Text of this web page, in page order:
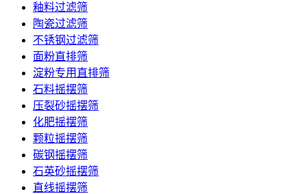
釉料过滤筛
陶瓷过滤筛
不锈钢过滤筛
面粉直排筛
淀粉专用直排筛
石料摇摆筛
压裂砂摇摆筛
化肥摇摆筛
颗粒摇摆筛
碳钢摇摆筛
石英砂摇摆筛
直线摇摆筛